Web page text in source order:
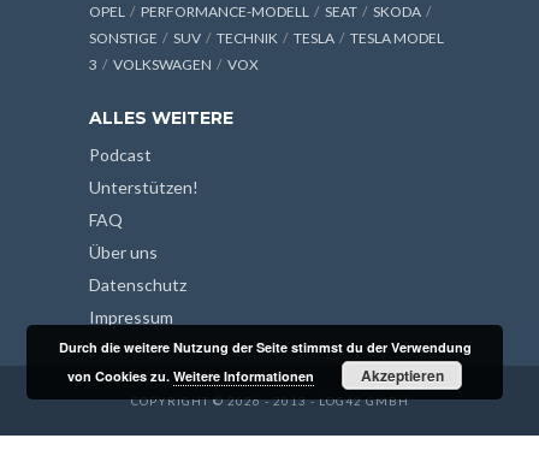
OPEL
PERFORMANCE-MODELL SEAT
SKODA
SONSTIGE
SUV TECHNIK TESLA
TESLA MODEL
3
VOLKSWAGEN VOX
ALLES WEITERE
Podcast
Unterstützen!
FAQ
Über uns
Datenschutz
Impressum
COPYRIGHT © 2026 - 2013 - LOG42 GMBH
Durch die weitere Nutzung der Seite stimmst du der Verwendung
von Cookies zu.Weitere Informationen Akzeptieren